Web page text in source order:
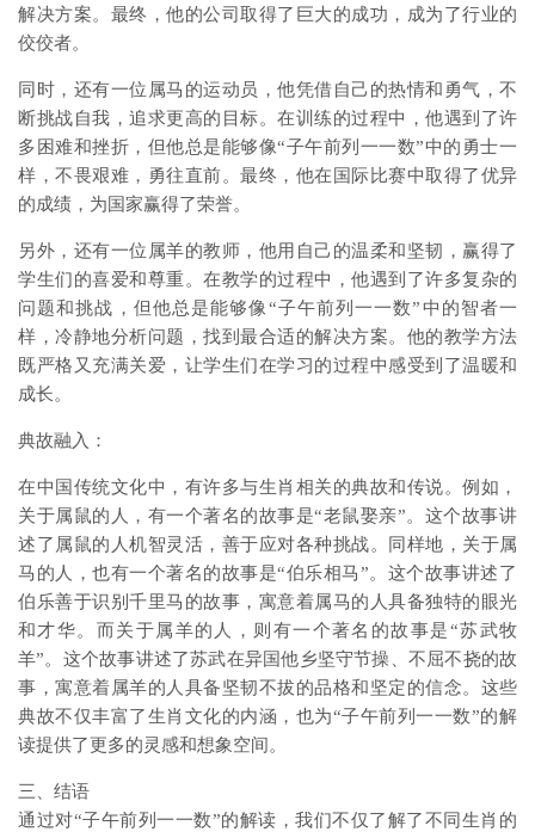
解决方案。最终，他的公司取得了巨大的成功，成为了行业的
佼佼者。
同时，还有一位属马的运动员，他凭借自己的热情和勇气，不
断挑战自我，追求更高的目标。在训练的过程中，他遇到了许
多困难和挫折，但他总是能够像“子午前列一一数”中的勇士一
样，不畏艰难，勇往直前。最终，他在国际比赛中取得了优异
的成绩，为国家赢得了荣誉。
另外，还有一位属羊的教师，他用自己的温柔和坚韧，赢得了
学生们的喜爱和尊重。在教学的过程中，他遇到了许多复杂的
问题和挑战，但他总是能够像“子午前列一一数”中的智者一
样，冷静地分析问题，找到最合适的解决方案。他的教学方法
既严格又充满关爱，让学生们在学习的过程中感受到了温暖和
成长。
典故融入：
在中国传统文化中，有许多与生肖相关的典故和传说。例如，
关于属鼠的人，有一个著名的故事是“老鼠娶亲”。这个故事讲
述了属鼠的人机智灵活，善于应对各种挑战。同样地，关于属
马的人，也有一个著名的故事是“伯乐相马”。这个故事讲述了
伯乐善于识别千里马的故事，寓意着属马的人具备独特的眼光
和才华。而关于属羊的人，则有一个著名的故事是“苏武牧
羊”。这个故事讲述了苏武在异国他乡坚守节操、不屈不挠的故
事，寓意着属羊的人具备坚韧不拔的品格和坚定的信念。这些
典故不仅丰富了生肖文化的内涵，也为“子午前列一一数”的解
读提供了更多的灵感和想象空间。
三、结语
通过对“子午前列一一数”的解读，我们不仅了解了不同生肖的